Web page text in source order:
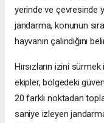
yerinde ve çevresinde
jandarma, konunun
hayvanın çalındığını
Hırsızların izini
ekipler, bölgedeki
20 farklı noktadan
saniye izleyen